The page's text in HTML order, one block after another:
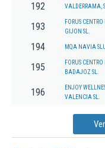
192 VALDERRAMA,
193
FORUS
GIJON SL.
194 MQA NAVIA SLU
195
FORUS
BADAJOZ SL.
196
ENJOY
VALENCIA SL.